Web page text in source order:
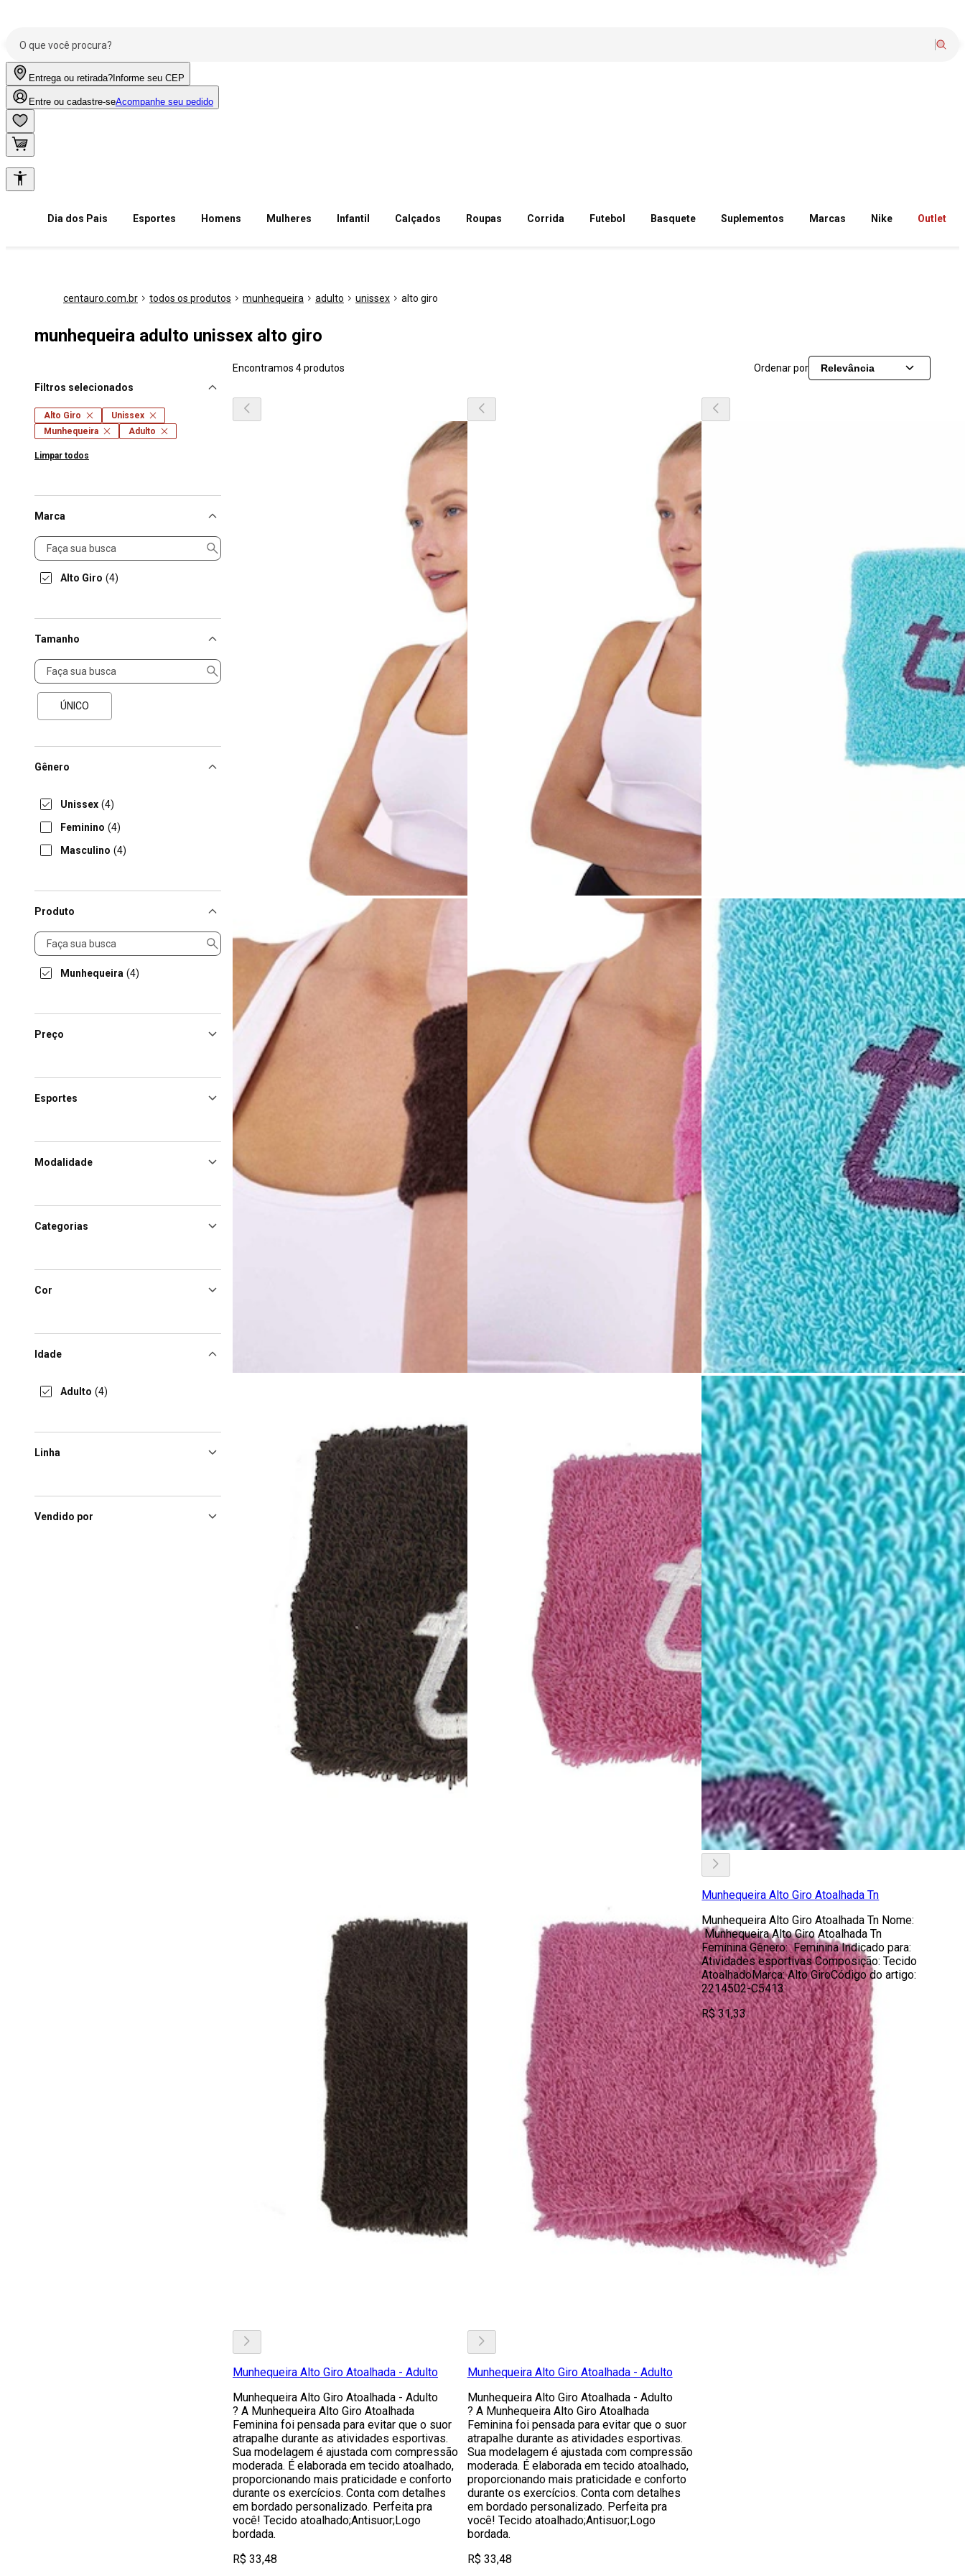
Entrega ou retirada? Informe seu CEP
Entre ou cadastre-seAcompanhe seu pedido
Dia dos Pais Esportes Homens Mulheres Infantil Calçados Roupas Corrida Futebol Basquete Suplementos Marcas Nike Outlet
centauro.com.br todos os produtos munhequeira adulto unissex alto giro
munhequeira adulto unissex alto giro
Filtros selecionados
Alto Giro
Unissex
Munhequeira
Adulto
Limpar todos
Marca
Marca
Alto Giro (4)
Tamanho
Tamanho
ÚNICO
Gênero
Unissex (4)
Feminino (4)
Masculino (4)
Produto
Produto
Munhequeira (4)
Preço
Esportes
Modalidade
Categorias
Cor
Idade
Adulto (4)
Linha
Vendido por
Encontramos 4 produtos Ordenar por Relevância
Munhequeira Alto Giro Atoalhada - Adulto
Munhequeira Alto Giro Atoalhada - Adulto
? A Munhequeira Alto Giro Atoalhada
Feminina foi pensada para evitar que o suor
atrapalhe durante as atividades esportivas.
Sua modelagem é ajustada com compressão
moderada. É elaborada em tecido atoalhado,
proporcionando mais praticidade e conforto
durante os exercícios. Conta com detalhes
em bordado personalizado. Perfeita pra
você! Tecido atoalhado;Antisuor;Logo
bordada.
R$ 33,48
Munhequeira Alto Giro Atoalhada - Adulto
Munhequeira Alto Giro Atoalhada - Adulto
? A Munhequeira Alto Giro Atoalhada
Feminina foi pensada para evitar que o suor
atrapalhe durante as atividades esportivas.
Sua modelagem é ajustada com compressão
moderada. É elaborada em tecido atoalhado,
proporcionando mais praticidade e conforto
durante os exercícios. Conta com detalhes
em bordado personalizado. Perfeita pra
você! Tecido atoalhado;Antisuor;Logo
bordada.
R$ 33,48
Munhequeira Alto Giro Atoalhada Tn
Munhequeira Alto Giro Atoalhada Tn Nome:
Munhequeira Alto Giro Atoalhada Tn
Feminina Gênero: Feminina Indicado para:
Atividades esportivas Composição: Tecido
AtoalhadoMarca: Alto GiroCódigo do artigo:
2214502-C5413
R$ 31,33